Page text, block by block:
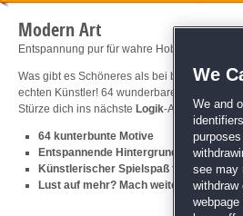
Modern Art
Entspannung pur für wahre Hobby-Künstler!
Was gibt es Schöneres als bei beruhigender
echten Künstler! 64 wunderbare Motive,
Stürze dich ins nächste Logik-Abenteuer
64 kunterbunte Motive
Entspannende Hintergrundmusik
Künstlerischer Spielspaß für die ganze
Lust auf mehr? Mach weiter mit
We
We and
see may